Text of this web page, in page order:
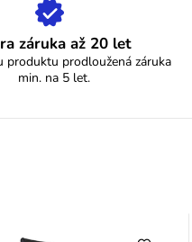
záruka až 20 let
produktu prodloužená záruka
min. na 5 let.